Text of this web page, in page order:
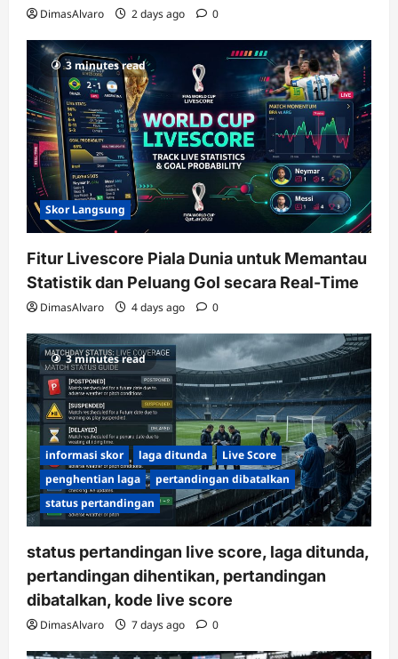
DimasAlvaro 2 days ago 0
3 minutes read
Skor Langsung
Fitur Livescore Piala Dunia untuk Memantau
Statistik dan Peluang Gol secara Real-Time
DimasAlvaro 4 days ago 0
3 minutes read
informasi skor laga ditunda
Live Score
penghentian laga
pertandingan dibatalkan
status pertandingan
status pertandingan live score, laga ditunda,
pertandingan dihentikan, pertandingan
dibatalkan, kode live score
DimasAlvaro 7 days ago 0